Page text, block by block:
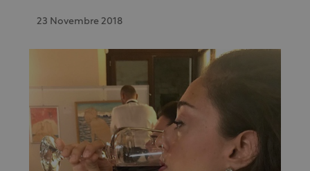
23 Novembre 2018